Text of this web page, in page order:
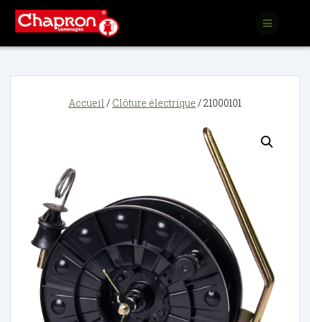
Accueil / Clôture électrique / 21000101